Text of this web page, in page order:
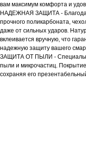
вам максимум комфорта и
НАДЕЖНАЯ ЗАЩИТА -
прочного поликарбоната,
даже от сильных ударов.
вклеивается вручную, что
надежную защиту вашего
ЗАЩИТА ОТ ПЫЛИ -
пыли и микрочастиц.
сохраняя его